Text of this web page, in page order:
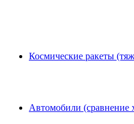
Космические ракеты
Автомобили (сравнение